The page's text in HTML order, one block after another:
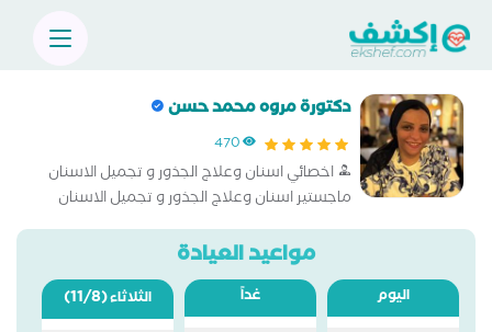
دكتورة مروه محمد حسن
470
اخصائي اسنان وعلاج الجذور و تجميل الاسنان
ماجستير اسنان وعلاج الجذور و تجميل الاسنان
مواعيد العيادة
اليوم غداً الثلاثاء(11/8)